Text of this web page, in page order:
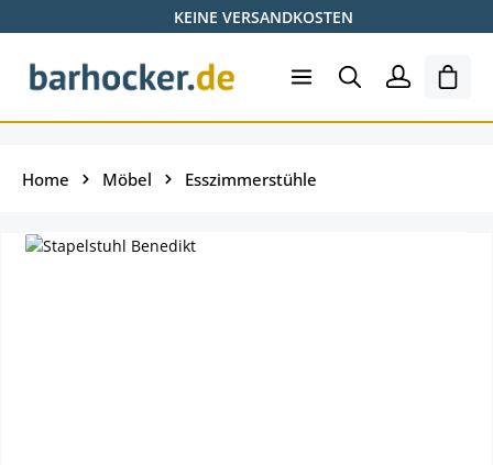
Zum Hauptinhalt springenKEINE VERSANDKOSTEN
Home Möbel Esszimmerstühle